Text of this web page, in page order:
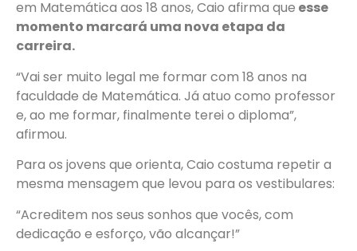
em Matemática aos 18 anos, Caio afirma que esse
momento marcará uma nova etapa da
carreira.
“Vai ser muito legal me formar com 18 anos na
faculdade de Matemática. Já atuo como professor
e, ao me formar, finalmente terei o diploma”,
afirmou.
Para os jovens que orienta, Caio costuma repetir a
mesma mensagem que levou para os vestibulares:
“Acreditem nos seus sonhos que vocês, com
dedicação e esforço, vão alcançar!”